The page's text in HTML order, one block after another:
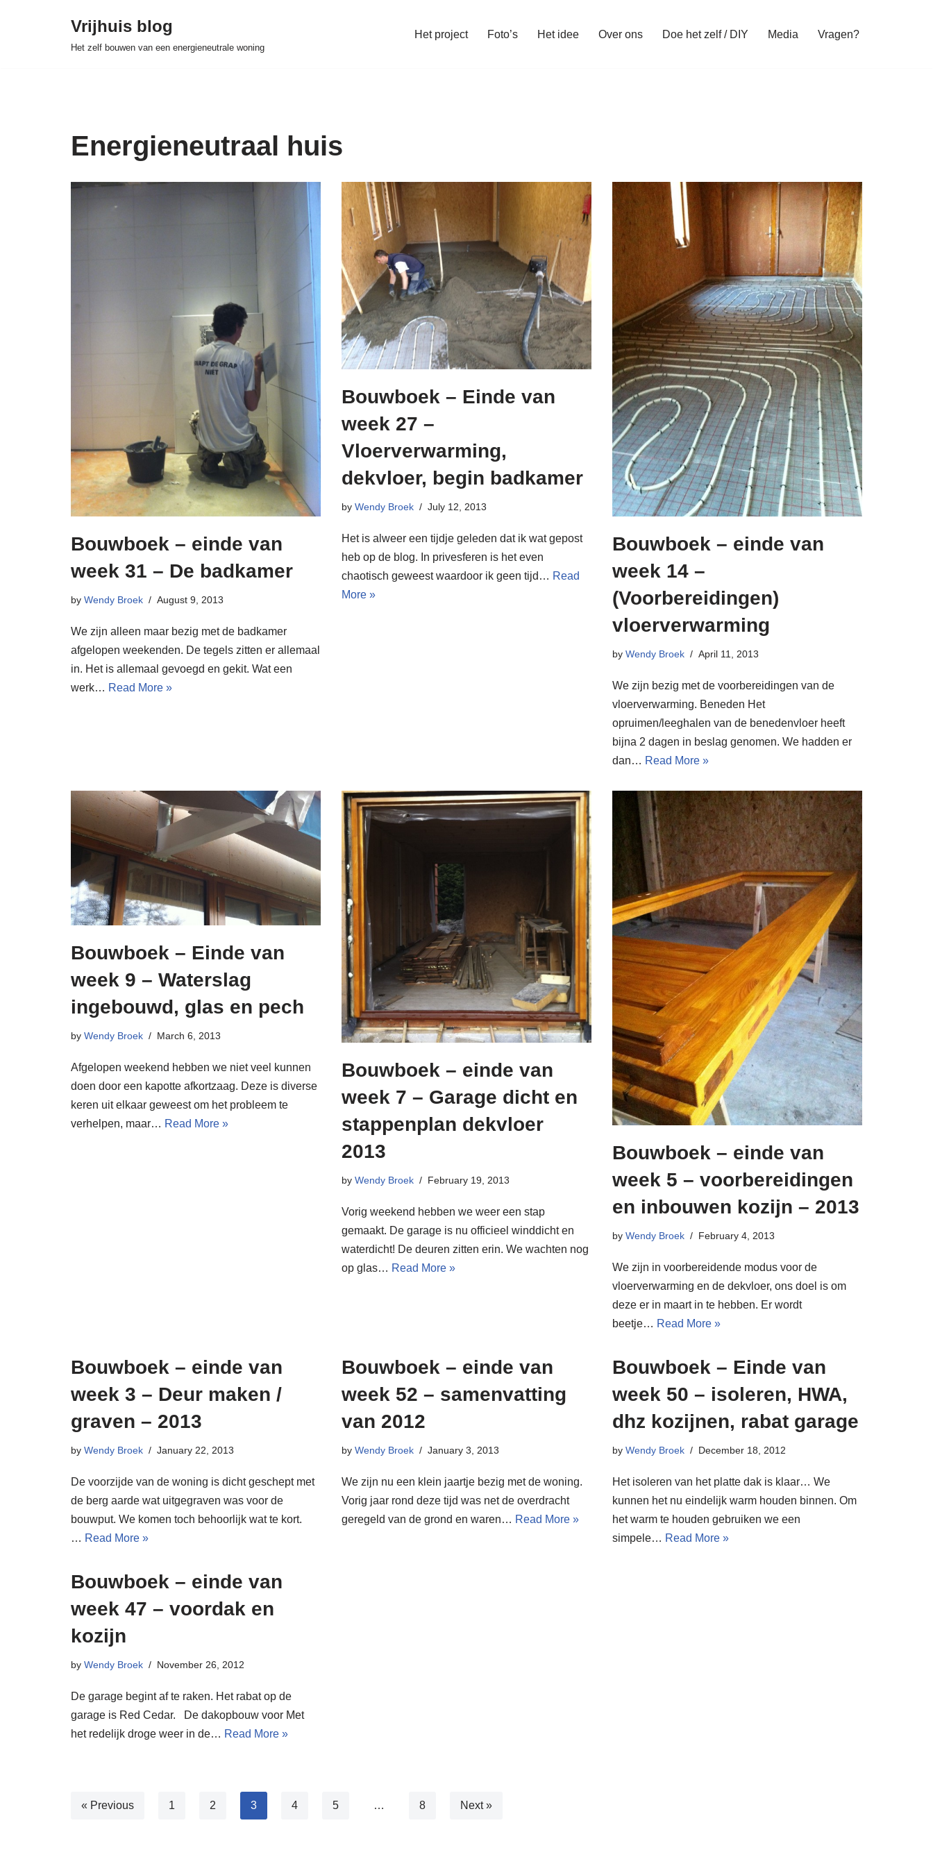
Vrijhuis blog
Het zelf bouwen van een energieneutrale woning
Het project Foto’s Het idee Over ons Doe het zelf / DIY Media Vragen?
Energieneutraal huis
Bouwboek – einde van
week 31 – De badkamer
by Wendy Broek August 9, 2013
We zijn alleen maar bezig met de badkamer
afgelopen weekenden. De tegels zitten er allemaal
in. Het is allemaal gevoegd en gekit. Wat een
werk… Read More »
Bouwboek – Einde van
week 27 –
Vloerverwarming,
dekvloer, begin badkamer
by Wendy Broek July 12, 2013
Het is alweer een tijdje geleden dat ik wat gepost
heb op de blog. In privesferen is het even
chaotisch geweest waardoor ik geen tijd… Read
More »
Bouwboek – einde van
week 14 –
(Voorbereidingen)
vloerverwarming
by Wendy Broek April 11, 2013
We zijn bezig met de voorbereidingen van de
vloerverwarming. Beneden Het
opruimen/leeghalen van de benedenvloer heeft
bijna 2 dagen in beslag genomen. We hadden er
dan… Read More »
Bouwboek – Einde van
week 9 – Waterslag
ingebouwd, glas en pech
by Wendy Broek March 6, 2013
Afgelopen weekend hebben we niet veel kunnen
doen door een kapotte afkortzaag. Deze is diverse
keren uit elkaar geweest om het probleem te
verhelpen, maar… Read More »
Bouwboek – einde van
week 7 – Garage dicht en
stappenplan dekvloer
2013
by Wendy Broek February 19, 2013
Vorig weekend hebben we weer een stap
gemaakt. De garage is nu officieel winddicht en
waterdicht! De deuren zitten erin. We wachten nog
op glas… Read More »
Bouwboek – einde van
week 5 – voorbereidingen
en inbouwen kozijn – 2013
by Wendy Broek February 4, 2013
We zijn in voorbereidende modus voor de
vloerverwarming en de dekvloer, ons doel is om
deze er in maart in te hebben. Er wordt
beetje… Read More »
Bouwboek – einde van
week 3 – Deur maken /
graven – 2013
by Wendy Broek January 22, 2013
De voorzijde van de woning is dicht geschept met
de berg aarde wat uitgegraven was voor de
bouwput. We komen toch behoorlijk wat te kort.
… Read More »
Bouwboek – einde van
week 52 – samenvatting
van 2012
by Wendy Broek January 3, 2013
We zijn nu een klein jaartje bezig met de woning.
Vorig jaar rond deze tijd was net de overdracht
geregeld van de grond en waren… Read More »
Bouwboek – Einde van
week 50 – isoleren, HWA,
dhz kozijnen, rabat garage
by Wendy Broek December 18, 2012
Het isoleren van het platte dak is klaar… We
kunnen het nu eindelijk warm houden binnen. Om
het warm te houden gebruiken we een
simpele… Read More »
Bouwboek – einde van
week 47 – voordak en
kozijn
by Wendy Broek November 26, 2012
De garage begint af te raken. Het rabat op de
garage is Red Cedar. De dakopbouw voor Met
het redelijk droge weer in de… Read More »
« Previous 1 2 3 4 5 … 8 Next »